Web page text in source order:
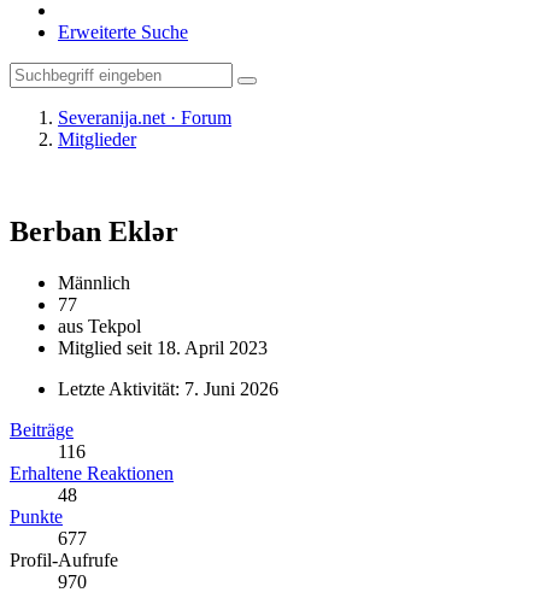
Erweiterte Suche
Severanija.net · Forum
Mitglieder
Berban Eklər
Männlich
77
aus Tekpol
Mitglied seit 18. April 2023
Letzte Aktivität: 7. Juni 2026
Beiträge
116
Erhaltene Reaktionen
48
Punkte
677
Profil-Aufrufe
970